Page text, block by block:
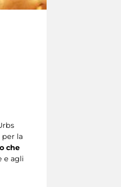
per la
che
e agli